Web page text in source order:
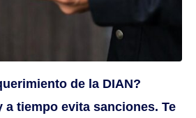
de la DIAN?
a tiempo evita sanciones. Te